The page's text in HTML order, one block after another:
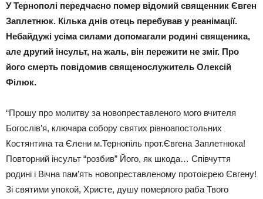
У Тернополі передчасно помер відомий священник Євген
Заплетнюк. Кілька днів отець перебував у реанімації.
Небайдужі усіма силами допомагали родині священика,
але другий інсульт, на жаль, він пережити не зміг. Про
його смерть повідомив священослужитель Олексій
Філюк.
“Прошу про молитву за новопреставленого мого вчителя
Богослів’я, ключара собору святих рівноапостольних
Костянтина та Єлени м.Тернопіль прот.Євгена Заплетнюка!
Повторний інсульт “розбив” Його, як шкода… Співчуття
родині і Вічна пам’ять новопреставленому протоієрею Євгену!
Зі святими упокой, Христе, душу померлого раба Твого